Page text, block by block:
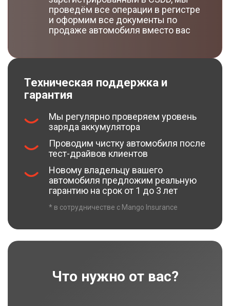
проведём все операции в регистре
и оформим все документы по
продаже автомобиля вместо вас
Техническая поддержка и
гарантия
Мы регулярно проверяем уровень
заряда аккумулятора
Проводим чистку автомобиля после
тест-драйвов клиентов
Новому владельцу вашего
автомобиля предложим реальную
гарантию на срок от 1 до 3 лет
* в сотрудничестве с Mango Insurance
Что нужно от вас?